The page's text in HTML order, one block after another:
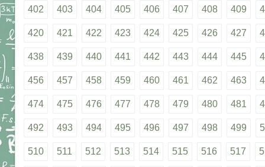
402 403 404 405 406 407 408 409
420 421 422 423 424 425 426 427
438 439 440 441 442 443 444 445
456 457 458 459 460 461 462 463
474 475 476 477 478 479 480 481
492 493 494 495 496 497 498 499
510 511 512 513 514 515 516 517